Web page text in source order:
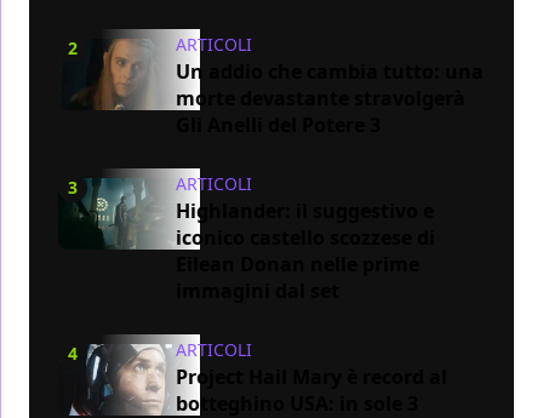
2 ARTICOLI
Un addio che cambia tutto: una
morte devastante stravolgerà
3 ARTICOLI
Highlander: il suggestivo e
iconico castello scozzese di
4 ARTICOLI
Project Hail Mary è record al
botteghino USA: in sole 3